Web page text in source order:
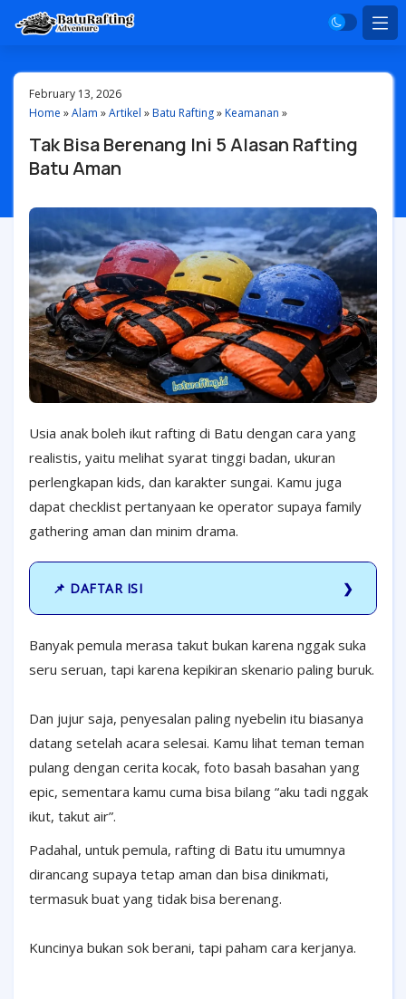
February 13, 2026
Home »Alam »Artikel »Batu Rafting»Keamanan »
Tak Bisa Berenang Ini 5 Alasan Rafting
Batu Aman
Usia anak boleh ikut rafting di Batu dengan cara yang
realistis, yaitu melihat syarat tinggi badan, ukuran
perlengkapan kids, dan karakter sungai. Kamu juga
dapat checklist pertanyaan ke operator supaya family
gathering aman dan minim drama.
📌 DAFTAR ISI
Banyak pemula merasa takut bukan karena nggak suka
seru seruan, tapi karena kepikiran skenario paling buruk.
Dan jujur saja, penyesalan paling nyebelin itu biasanya
datang setelah acara selesai. Kamu lihat teman teman
pulang dengan cerita kocak, foto basah basahan yang
epic, sementara kamu cuma bisa bilang “aku tadi nggak
ikut, takut air”.
Padahal, untuk pemula, rafting di Batu itu umumnya
dirancang supaya tetap aman dan bisa dinikmati,
termasuk buat yang tidak bisa berenang.
Kuncinya bukan sok berani, tapi paham cara kerjanya.